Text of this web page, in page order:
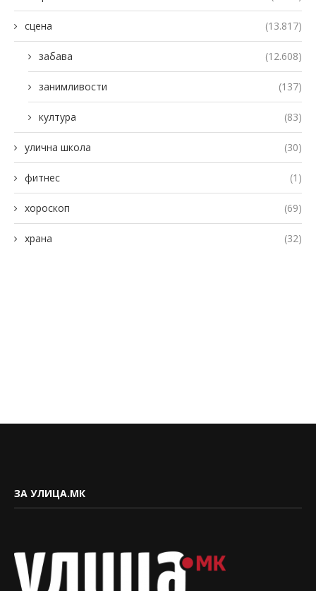
сцена (13.817)
забава (12.608)
занимливости (137)
култура (83)
улична школа (30)
фитнес (1)
хороскоп (69)
храна (32)
ЗА УЛИЦА.МК